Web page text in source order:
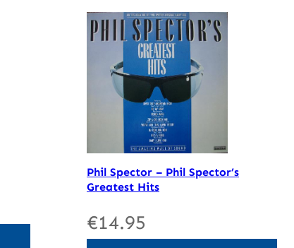
Phil Spector – Phil Spector’s
Greatest Hits
€14.95